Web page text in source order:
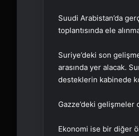
Suudi Arabistan’da
toplantısında ele
Suriye’deki son
arasında yer alacak.
desteklerin kabinede
Gazze’deki
Ekonomi ise bir diğer